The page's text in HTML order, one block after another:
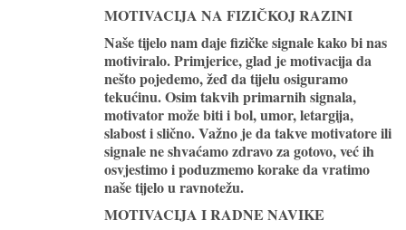
MOTIVACIJA NA FIZIČKOJ RAZINI
Naše tijelo nam daje fizičke signale kako bi nas
motiviralo. Primjerice, glad je motivacija da
nešto pojedemo, žeđ da tijelu osiguramo
tekućinu. Osim takvih primarnih signala,
motivator može biti i bol, umor, letargija,
slabost i slično. Važno je da takve motivatore ili
signale ne shvaćamo zdravo za gotovo, već ih
osvjestimo i poduzmemo korake da vratimo
naše tijelo u ravnotežu.
MOTIVACIJA I RADNE NAVIKE